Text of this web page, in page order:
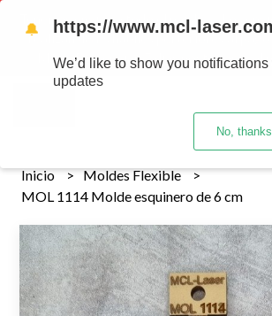
Tenemos envios a todo el pais!........ Los
realizan 48 hs habiles porteriores al pago
MAYOR se envian 7 dias posteriores al
Inicio
Moldes Flexible
MOL 1114 Molde esquinero de 6 cm
🔔 https://www.mcl-
We’d like to show you
updates
No, thanks